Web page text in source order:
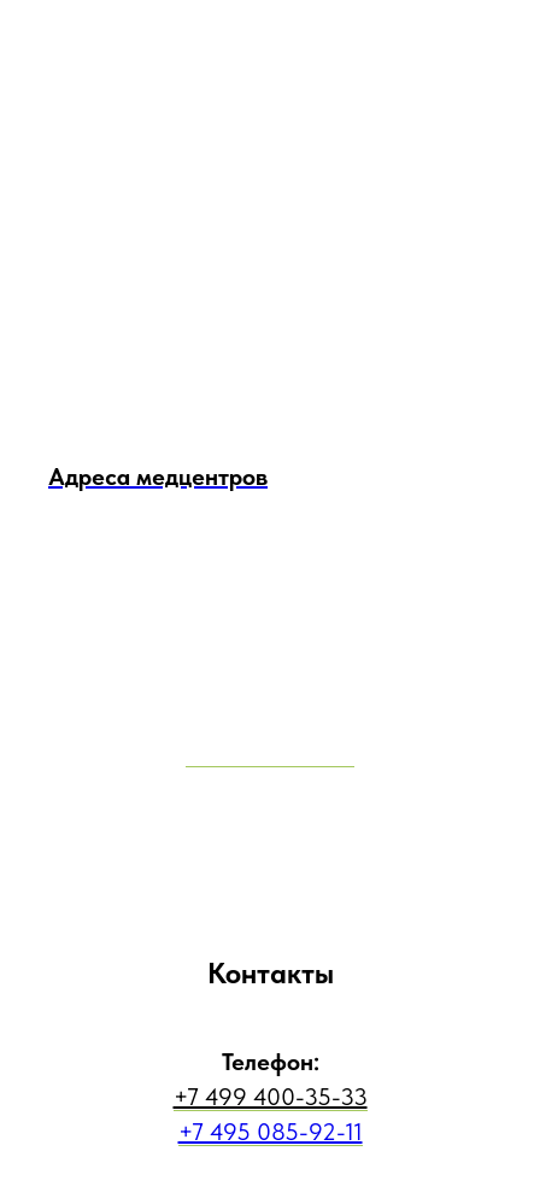
Адреса медцентров
Контакты
Телефон:
+7 499 400-35-33
+7 495 085-92-11